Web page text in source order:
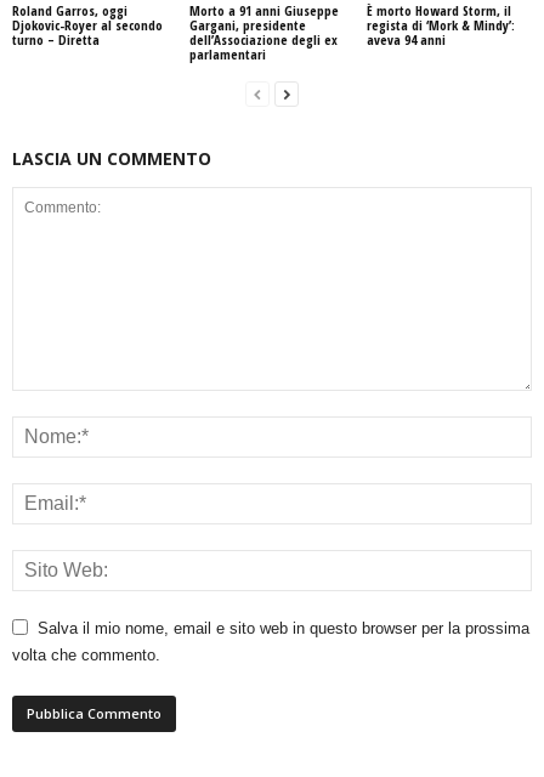
Roland Garros, oggi
Djokovic-Royer al secondo
turno – Diretta
Morto a 91 anni Giuseppe
Gargani, presidente
dell’Associazione degli ex
parlamentari
È morto Howard Storm, il
regista di ‘Mork & Mindy’:
aveva 94 anni
LASCIA UN COMMENTO
Salva il mio nome, email e sito web in questo browser per la prossima
volta che commento.